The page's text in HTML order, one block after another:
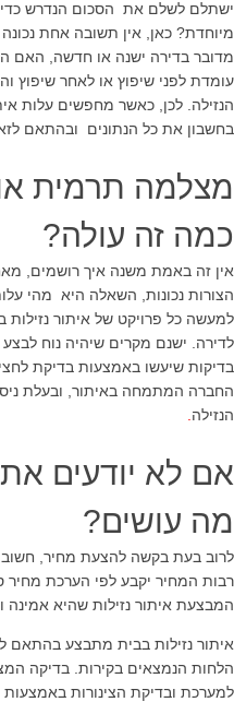
ישתלם לשלם את הסכום הנדרש
מיוחדת? כאן, אין תשובה אחת
מדובר בדירה ישנה או חדשה, האם
עומדת לפני שיפוץ או לאחר שיפוץ
הנזילה. לכן, כאשר מחפשים עלות
בחשבון את כל הנתונים ובהתאם
מצלמה תרמית
כמה זה עולה?
אין זה באמת משנה איך רושמים,
הצורות נכונות, השאלה היא מהי
למעשה כל פרויקט של איתור נזילות
לדירה. ישנם מקרים שיהיה נוח
בדיקות שיעשו באמצעות בדיקת
החברה המתמחה באיתור, ובעלת
הנזילה.
אם לא יודעים
מה עושים?
לרוב בעת בקשה להצעת מחיר, חשוב
רבות המחיר יקבע לפי הערכת מחיר
המבצעת איתור נזילות שהיא אמינה
איתור נזילות בבית מתבצע בהתאם
הלחות הנמצאים בקירות. בדיקה
למערכת ובדיקת הצינורות